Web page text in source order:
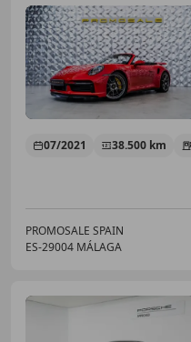
07/2021 38.500 km
PROMOSALE SPAIN
ES-29004 MÁLAGA